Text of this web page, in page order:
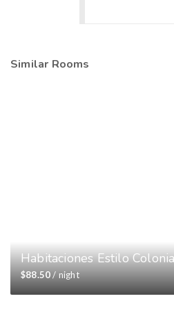
Similar Rooms
Habitaciones Estilo
$88.50/ night